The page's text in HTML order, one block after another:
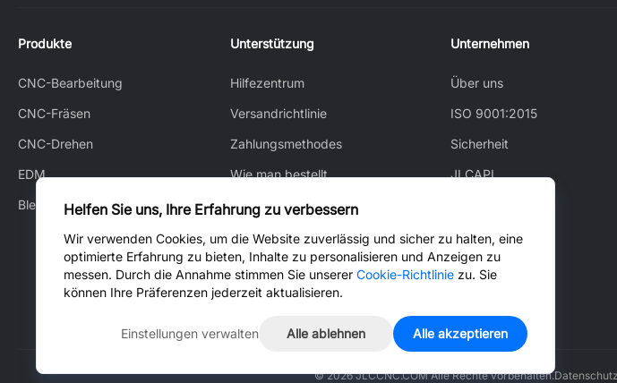
Produkte
CNC-Bearbeitung
CNC-Fräsen
CNC-Drehen
EDM
Blechbearbeitung
Unterstützung
Hilfezentrum
Versandrichtlinie
Zahlungsmethodes
Wie man bestellt
How to Track
Kundendienst
Kontaktiere uns
Unternehmen
Über uns
ISO 9001:2015
Sicherheit
JLCAPI
Blog
Cooperation
© 2026 JLCCNC.COM Alle Rechte vorbehalten.
Helfen Sie uns, Ihre Erfahrung zu verbessern
Wir verwenden Cookies, um die Website zuverlässig und sicher zu halten, eine
optimierte Erfahrung zu bieten, Inhalte zu personalisieren und Anzeigen zu
messen. Durch die Annahme stimmen Sie unserer Cookie-Richtlinie zu. Sie
können Ihre Präferenzen jederzeit aktualisieren.
Einstellungen verwalten Alle ablehnen Alle akzeptieren